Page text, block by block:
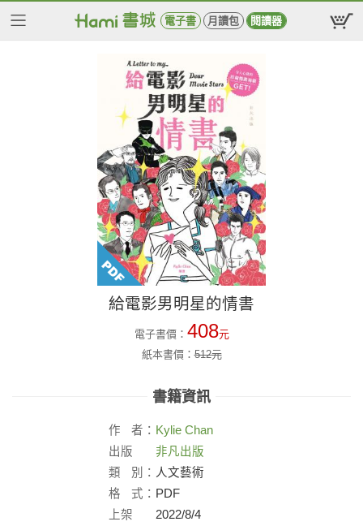
電子書 月讀包 閱讀器
給電影男明星的情書
電子書價： 408元
紙本書價：512元
書籍資訊
作 者： Kylie Chan
出版
社：
非凡出版
類
別： 人文藝術
格
式： PDF
上架
2022/8/4